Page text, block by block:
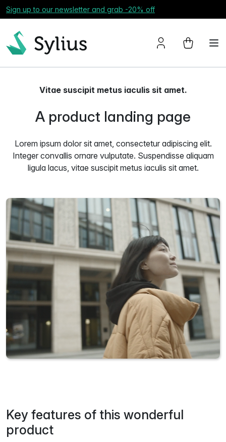
Sign up to our newsletter and grab -20% off
Vitae suscipit metus iaculis sit amet.
A product landing page
Lorem ipsum dolor sit amet, consectetur adipiscing elit.
Integer convallis ornare vulputate. Suspendisse aliquam
ligula lacus, vitae suscipit metus iaculis sit amet.
Key features of this wonderful
product